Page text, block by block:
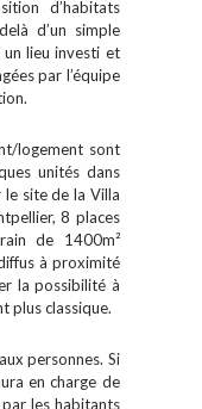
d’habitats
d’un simple
lieu investi et
par l’équipe
logement sont
unités dans
le site de la Villa
8 places
de 1400m²
à proximité
la possibilité à
plus classique.
personnes. Si
en charge de
les habitants